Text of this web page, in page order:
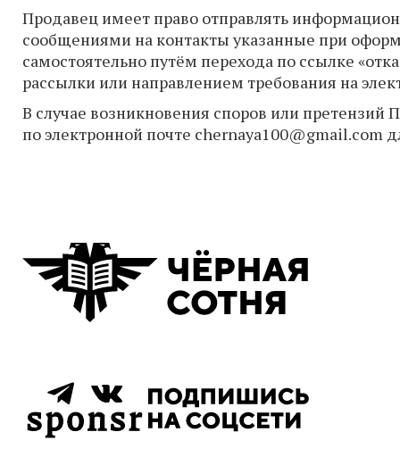
Продавец имеет право отправлять
сообщениями на контакты указанные при
самостоятельно путём перехода по ссылке
рассылки или направлением требования на
В случае возникновения споров или претензий
по электронной почте chernaya100@gmail.com